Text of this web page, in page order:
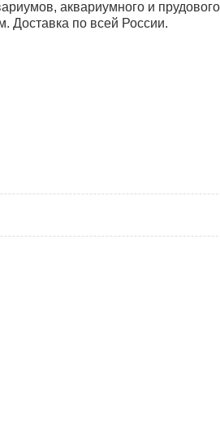
аквариумного и
Доставка по всей России.